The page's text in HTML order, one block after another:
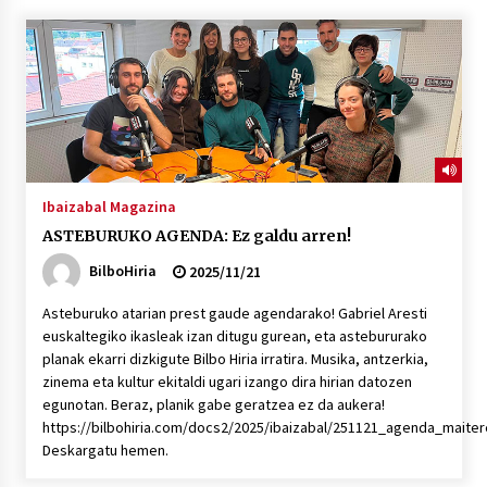
“Hiztegi bat” Gorka Urbizuk idatzitako letren
hiztegia
2026/07/23
Bakaikuko barnetegitik gazteek egindako saio
berezia
Tuba eta bonbardinoaren astea, Bilboko
Kontserbatorioan protagonista
Auzoportala : 1×04 Auzofoniak
2026/07/15
Gaur abitua da Bilbao bbk live jaialdia
Ibaizabal Magazina
ASTEBURUKO AGENDA: Ez galdu arren!
BilboHiria
2025/11/21
Asteburuko atarian prest gaude agendarako! Gabriel Aresti
euskaltegiko ikasleak izan ditugu gurean, eta astebururako
planak ekarri dizkigute Bilbo Hiria irratira. Musika, antzerkia,
zinema eta kultur ekitaldi ugari izango dira hirian datozen
egunotan. Beraz, planik gabe geratzea ez da aukera!
https://bilbohiria.com/docs2/2025/ibaizabal/
Deskargatu hemen.